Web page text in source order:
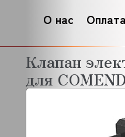
О нас
Клапан
для